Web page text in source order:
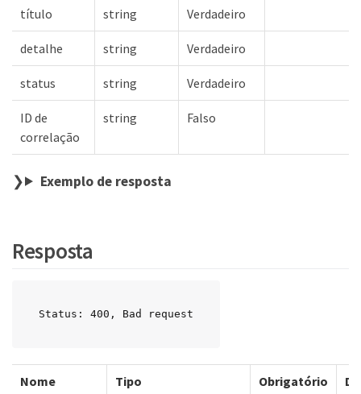
título string Verdadeiro
detalhe string Verdadeiro
status string Verdadeiro
ID de
correlação
string Falso
Exemplo de resposta
Resposta
Status: 400, Bad request
Nome Tipo Obrigatório